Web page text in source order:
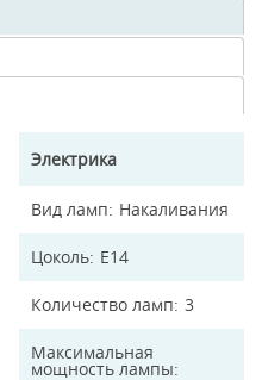
Электрика
Вид ламп Накаливания
Цоколь E14
Количество ламп 3
Максимальная
мощность лампы